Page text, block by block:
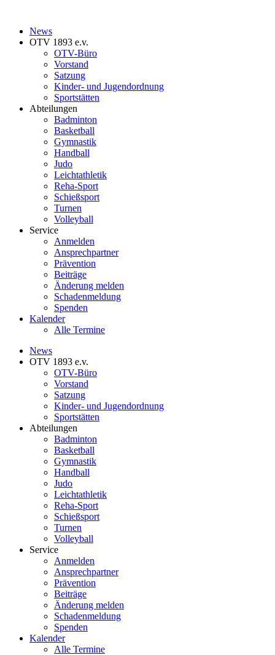
News
OTV 1893 e.v.
OTV-Büro
Vorstand
Satzung
Kinder- und Jugendordnung
Sportstätten
Abteilungen
Badminton
Basketball
Gymnastik
Handball
Judo
Leichtathletik
Reha-Sport
Schießsport
Turnen
Volleyball
Service
Anmelden
Ansprechpartner
Prävention
Beiträge
Änderung melden
Schadenmeldung
Spenden
Kalender
Alle Termine
News
OTV 1893 e.v.
OTV-Büro
Vorstand
Satzung
Kinder- und Jugendordnung
Sportstätten
Abteilungen
Badminton
Basketball
Gymnastik
Handball
Judo
Leichtathletik
Reha-Sport
Schießsport
Turnen
Volleyball
Service
Anmelden
Ansprechpartner
Prävention
Beiträge
Änderung melden
Schadenmeldung
Spenden
Kalender
Alle Termine